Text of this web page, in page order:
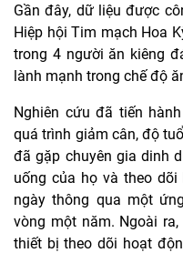
Gần đây, dữ liệu được
Hiệp hội Tim mạch Hoa
trong 4 người ăn kiêng
lành mạnh trong chế độ
Nghiên cứu đã tiến
quá trình giảm cân, độ
đã gặp chuyên gia dinh
uống của họ và theo
ngày thông qua một
vòng một năm. Ngoài
thiết bị theo dõi hoạt